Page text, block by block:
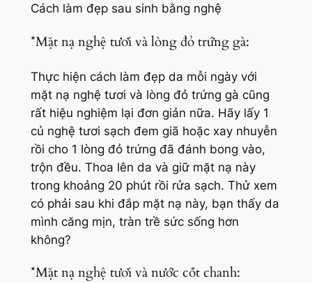
Cách làm đẹp sau sinh bằng nghệ
*Mặt nạ nghệ tươi và lòng đỏ trứng gà:
Thực hiện cách làm đẹp da mỗi ngày với
mặt nạ nghệ tươi và lòng đỏ trứng gà cũng
rất hiệu nghiệm lại đơn giản nữa. Hãy lấy 1
củ nghệ tươi sạch đem giã hoặc xay nhuyễn
rồi cho 1 lòng đỏ trứng đã đánh bong vào,
trộn đều. Thoa lên da và giữ mặt nạ này
trong khoảng 20 phút rồi rửa sạch. Thử xem
có phải sau khi đắp mặt nạ này, bạn thấy da
mình căng mịn, tràn trề sức sống hơn
không?
*Mặt nạ nghệ tươi và nước cốt chanh: